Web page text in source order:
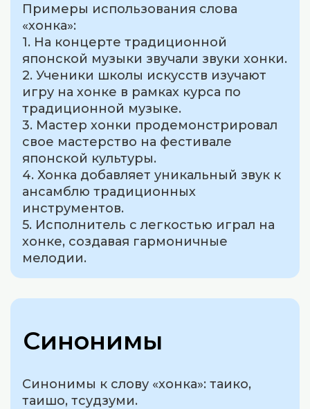
Примеры использования слова
«хонка»:
1. На концерте традиционной
японской музыки звучали звуки хонки.
2. Ученики школы искусств изучают
игру на хонке в рамках курса по
традиционной музыке.
3. Мастер хонки продемонстрировал
свое мастерство на фестивале
японской культуры.
4. Хонка добавляет уникальный звук к
ансамблю традиционных
инструментов.
5. Исполнитель с легкостью играл на
хонке, создавая гармоничные
мелодии.
Синонимы
Синонимы к слову «хонка»: таико,
таишо, тсудзуми.